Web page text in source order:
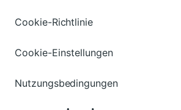
Cookie-Richtlinie
Cookie-Einstellungen
Nutzungsbedingungen